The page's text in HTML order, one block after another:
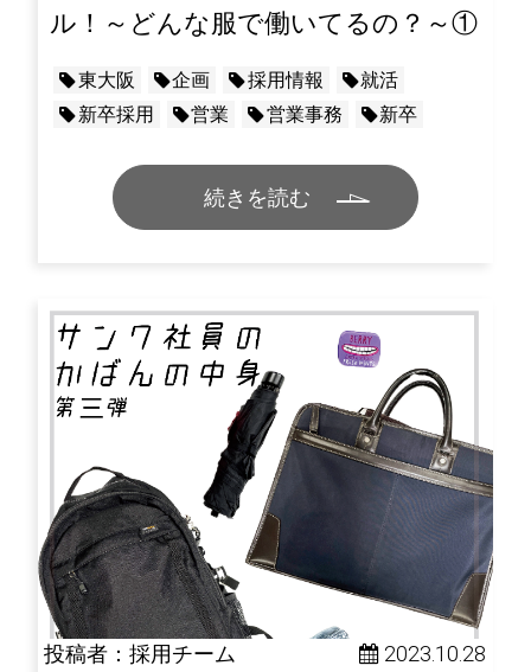
ル！～どんな服で働いてるの？～①
東大阪 企画 採用情報
就活
新卒採用
営業 営業事務 新卒
続きを読む
投稿者：採用チーム 2023.10.28